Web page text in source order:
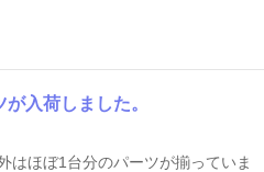
入荷しました。
はほぼ1台分のパーツが揃っていま